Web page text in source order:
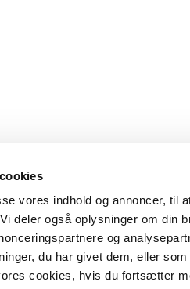
vores indhold og annoncer, til
deler også oplysninger om din
og
du har givet dem, eller
cookies, hvis du fortsætter